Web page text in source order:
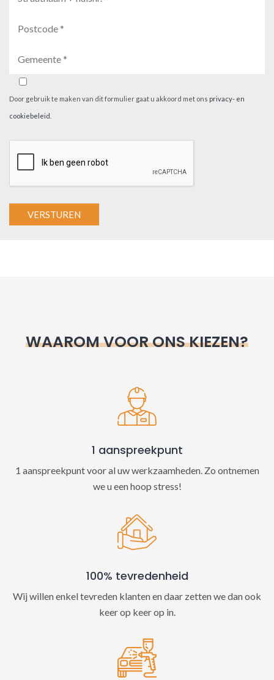
Door gebruik te maken van dit formulier gaat u akkoord met ons privacy- en
cookiebeleid
WAAROM VOOR ONS KIEZEN?
1 aanspreekpunt
1 aanspreekpunt voor al uw werkzaamheden. Zo ontnemen
we u een hoop stress!
100% tevredenheid
Wij willen enkel tevreden klanten en daar zetten we dan ook
keer op keer op in.